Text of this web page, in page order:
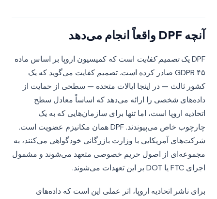
آنچه DPF واقعاً انجام می‌دهد
DPF یک تصمیم کفایت است که کمیسیون اروپا بر اساس ماده
۴۵ GDPR صادر کرده است. تصمیم کفایت می‌گوید که یک
کشور ثالث — در اینجا ایالات متحده — سطحی از حمایت از
داده‌های شخصی را ارائه می‌دهد که اساساً معادل سطح
اتحادیه اروپا است، اما تنها برای سازمان‌هایی که به یک
چارچوب خاص می‌پیوندند. DPF همان مکانیزم عضویت است.
شرکت‌های آمریکایی با وزارت بازرگانی خودگواهی می‌کنند، به
مجموعه‌ای از اصول حریم خصوصی متعهد می‌شوند و مشمول
اجرای FTC یا DOT بر این تعهدات می‌شوند.
برای ناشر اتحادیه اروپا، اثر عملی این است که داده‌های